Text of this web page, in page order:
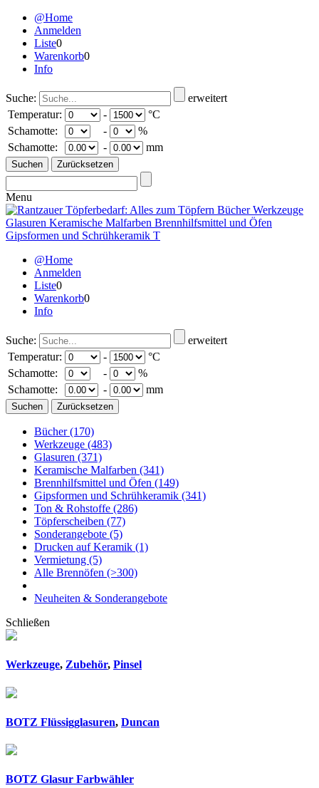
@Home
Anmelden
Liste0
Warenkorb0
Info
Suche:
erweitert
Temperatur:
-
°C
Schamotte:
-
%
Schamotte:
- mm
Menu
@Home
Anmelden
Liste0
Warenkorb0
Info
Suche:
erweitert
Temperatur:
-
°C
Schamotte:
-
%
Schamotte:
- mm
Bücher(170)
Werkzeuge (483)
Glasuren (371)
Keramische Malfarben (341)
Brennhilfsmittel und Öfen (149)
Gipsformen und Schrühkeramik (341)
Ton & Rohstoffe (286)
Töpferscheiben (77)
Sonderangebote (5)
Drucken auf Keramik (1)
Vermietung (5)
Alle Brennöfen (>300)
Neuheiten & Sonderangebote
Schließen
Werkzeuge, Zubehör, Pinsel
BOTZ Flüssigglasuren, Duncan
BOTZ Glasur Farbwähler